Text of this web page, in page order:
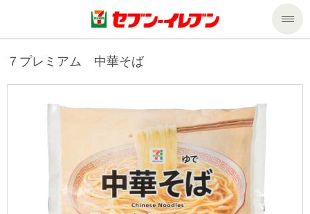
商品のご案内
来週の新商品
サービストップ
７プレミアム 中華そば